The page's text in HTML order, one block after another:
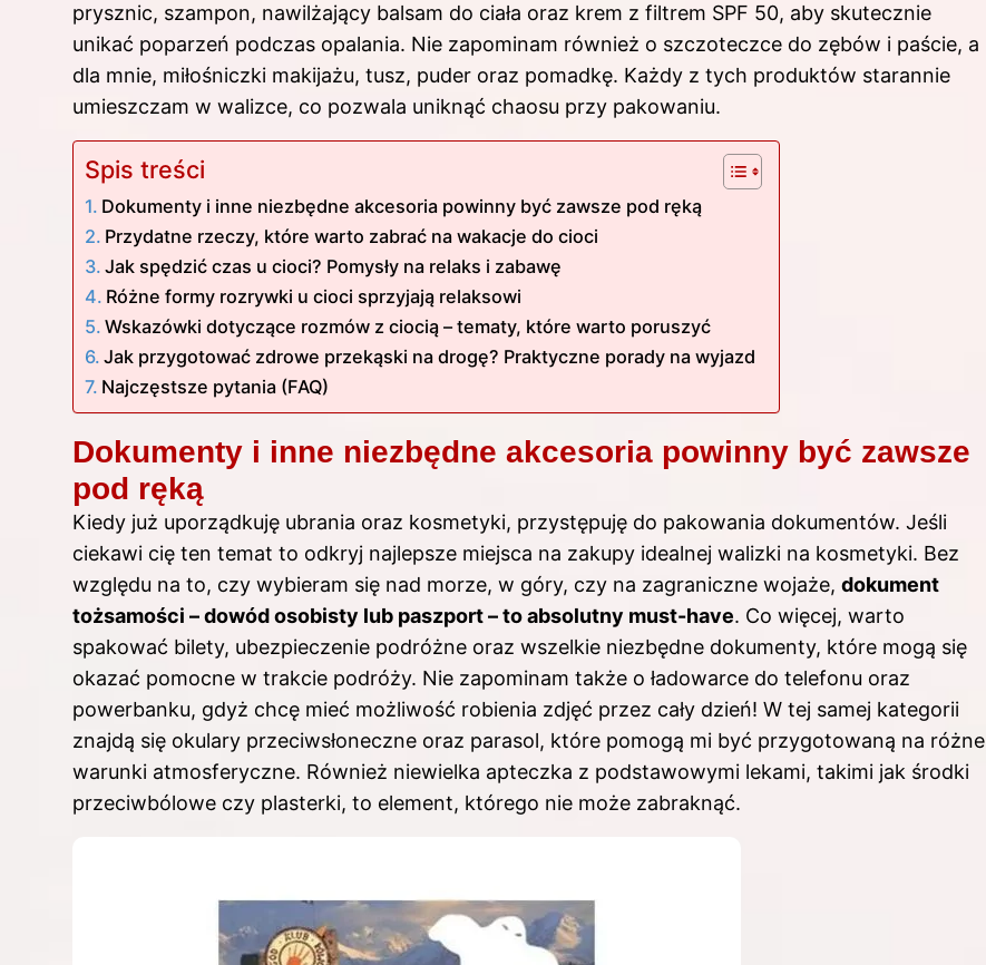
prysznic, szampon, nawilżający balsam do ciała oraz krem z filtrem SPF 50, aby skutecznie
unikać poparzeń podczas opalania. Nie zapominam również o szczoteczce do zębów i paście, a
dla mnie, miłośniczki makijażu, tusz, puder oraz pomadkę. Każdy z tych produktów starannie
umieszczam w walizce, co pozwala uniknąć chaosu przy pakowaniu.
Spis treści
Dokumenty i inne niezbędne akcesoria powinny być zawsze pod ręką
Przydatne rzeczy, które warto zabrać na wakacje do cioci
Jak spędzić czas u cioci? Pomysły na relaks i zabawę
Różne formy rozrywki u cioci sprzyjają relaksowi
Wskazówki dotyczące rozmów z ciocią – tematy, które warto poruszyć
Jak przygotować zdrowe przekąski na drogę? Praktyczne porady na wyjazd
Najczęstsze pytania (FAQ)
Dokumenty i inne niezbędne akcesoria powinny być zawsze
pod ręką
Kiedy już uporządkuję ubrania oraz kosmetyki, przystępuję do pakowania dokumentów. Jeśli
ciekawi cię ten temat to odkryj najlepsze miejsca na zakupy idealnej walizki na kosmetyki. Bez
względu na to, czy wybieram się nad morze, w góry, czy na zagraniczne wojaże, dokument
tożsamości – dowód osobisty lub paszport – to absolutny must-have. Co więcej, warto
spakować bilety, ubezpieczenie podróżne oraz wszelkie niezbędne dokumenty, które mogą się
okazać pomocne w trakcie podróży. Nie zapominam także o ładowarce do telefonu oraz
powerbanku, gdyż chcę mieć możliwość robienia zdjęć przez cały dzień! W tej samej kategorii
znajdą się okulary przeciwsłoneczne oraz parasol, które pomogą mi być przygotowaną na różne
warunki atmosferyczne. Również niewielka apteczka z podstawowymi lekami, takimi jak środki
przeciwbólowe czy plasterki, to element, którego nie może zabraknąć.